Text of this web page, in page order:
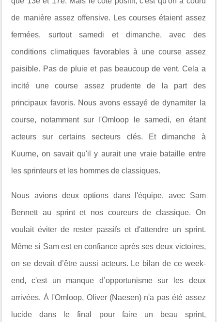
de manière assez offensive. Les courses étaient assez
fermées, surtout samedi et dimanche, avec des
conditions climatiques favorables à une course assez
paisible. Pas de pluie et pas beaucoup de vent. Cela a
incité une course assez prudente de la part des
principaux favoris. Nous avons essayé de dynamiter la
course, notamment sur l'Omloop le samedi, en étant
acteurs sur certains secteurs clés. Et dimanche à
Kuurne, on savait qu'il y aurait une vraie bataille entre
les sprinteurs et les hommes de classiques.
Nous avions deux options dans l'équipe, avec Sam
Bennett au sprint et nos coureurs de classique. On
voulait éviter de rester passifs et d'attendre un sprint.
Même si Sam est en confiance après ses deux victoires,
on se devait d’être aussi acteurs. Le bilan de ce week-
end, c'est un manque d’opportunisme sur les deux
arrivées. À l'Omloop, Oliver (Naesen) n'a pas été assez
lucide dans le final pour faire un beau sprint,